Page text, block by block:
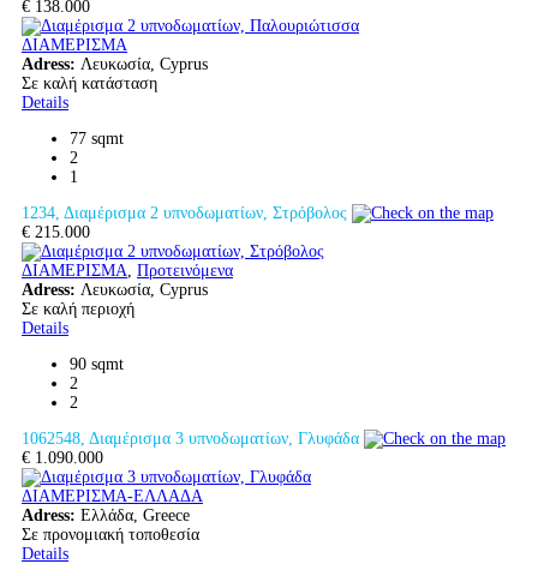
€ 138.000
ΔΙΑΜΕΡΙΣΜΑ
Adress: Λευκωσία, Cyprus
Σε καλή κατάσταση
Details
77 sqmt
2
1
1234, Διαμέρισμα 2 υπνοδωματίων, Στρόβολος
€ 215.000
ΔΙΑΜΕΡΙΣΜΑ, Προτεινόμενα
Adress: Λευκωσία, Cyprus
Σε καλή περιοχή
Details
90 sqmt
2
2
1062548, Διαμέρισμα 3 υπνοδωματίων, Γλυφάδα
€ 1.090.000
ΔΙΑΜΕΡΙΣΜΑ-ΕΛΛΑΔΑ
Adress: Ελλάδα, Greece
Σε προνομιακή τοποθεσία
Details